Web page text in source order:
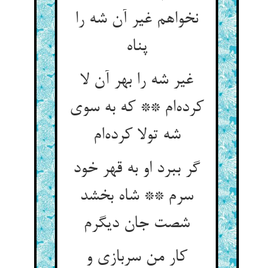
نخواهم غیر آن شه را
پناه
غیر شه را بهر آن لا
کرده‌ام ** که به سوی
شه تولا کرده‌ام
گر ببرد او به قهر خود
سرم ** شاه بخشد
شصت جان دیگرم
کار من سربازی و